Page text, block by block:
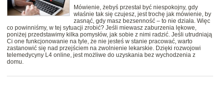
Mówienie, żebyś przestał być niespokojny, gdy
właśnie tak się czujesz, jest trochę jak mówienie, by
zasnąć, gdy masz bezsenność – to nie działa. Więc
co powinniśmy, w tej sytuacji zrobić? Jeśli miewasz zaburzenia lękowe,
poniżej przedstawimy kilka pomysłów, jak sobie z nimi radzić. Jeśli utrudniają
Ci one funkcjonowanie na tyle, że nie jesteś w stanie pracować, warto
zastanowić się nad przejściem na zwolnienie lekarskie. Dzięki rozwojowi
telemedycyny L4 online, jest możliwe do uzyskania bez wychodzenia z
domu.